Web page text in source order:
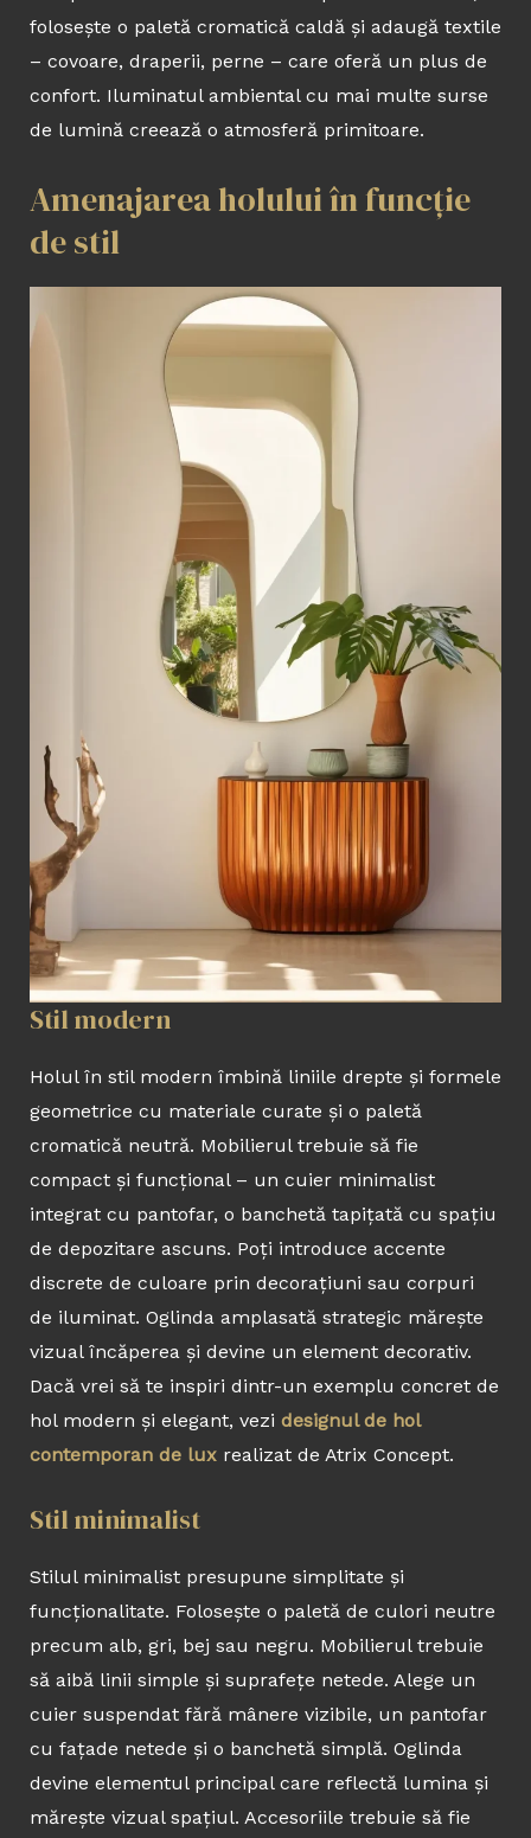
folosește o paletă cromatică caldă și adaugă textile
– covoare, draperii, perne – care oferă un plus de
confort. Iluminatul ambiental cu mai multe surse
de lumină creează o atmosferă primitoare.
Amenajarea holului în funcție
de stil
Stil modern
Holul în stil modern îmbină liniile drepte și formele
geometrice cu materiale curate și o paletă
cromatică neutră. Mobilierul trebuie să fie
compact și funcțional – un cuier minimalist
integrat cu pantofar, o banchetă tapițată cu spațiu
de depozitare ascuns. Poți introduce accente
discrete de culoare prin decorațiuni sau corpuri
de iluminat. Oglinda amplasată strategic mărește
vizual încăperea și devine un element decorativ.
Dacă vrei să te inspiri dintr-un exemplu concret de
hol modern și elegant, vezi designul de hol
contemporan de luxrealizat de Atrix Concept.
Stil minimalist
Stilul minimalist presupune simplitate și
funcționalitate. Folosește o paletă de culori neutre
precum alb, gri, bej sau negru. Mobilierul trebuie
să aibă linii simple și suprafețe netede. Alege un
cuier suspendat fără mânere vizibile, un pantofar
cu fațade netede și o banchetă simplă. Oglinda
devine elementul principal care reflectă lumina și
mărește vizual spațiul. Accesoriile trebuie să fie